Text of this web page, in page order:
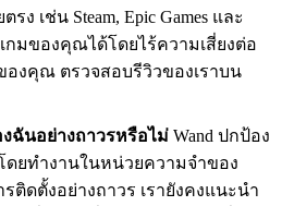
เช่น Steam, Epic Games และ
มของคุณได้โดยไร้ความเสี่ยงต่อ
งคุณ ตรวจสอบรีวิวของเราบน
งฉันอย่างถาวรหรือไม่ Wand ปกป้อง
ยทำงานในหน่วยความจำของ
ติดตั้งอย่างถาวร เรายังคงแนะนำ